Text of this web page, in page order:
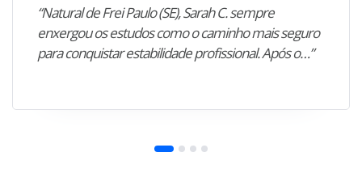
“Natural de Frei Paulo (SE), Sarah C. sempre
enxergou os estudos como o caminho mais seguro
para conquistar estabilidade profissional. Após o…”